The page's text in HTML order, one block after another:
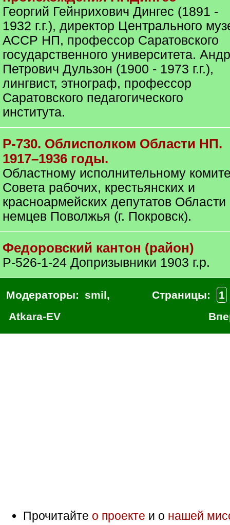
Георгий Гейнрихович Дингес (1891 -
1932 г.г.), директор Центрального
АССР НП, профессор Саратовского
государственного университета.
Петрович Дульзон (1900 - 1973 г.г.),
лингвист, этнограф, профессор
Саратовского педагогического
института.
Р-730. Облисполком Области НП.
1917–1936 годы.
Областному исполнительному
Совета рабочих, крестьянских и
красноармейских депутатов Области
немцев Поволжья (г. Покровск).
Федоровский кантон (район)
Р-526-1-24 Допризывники 1903 г.р.
Модераторы: smil,
Atkara-EV
Страницы:
1
Прочитайте о проекте и о нашей